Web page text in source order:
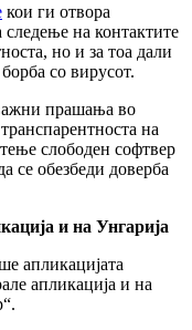
кои ги отвора
на контактите
но и за тоа дали
со вирусот.
прашања во
на
слободен софтвер
се обезбеди доверба
и на Унгарија
апликацијата
апликација и на